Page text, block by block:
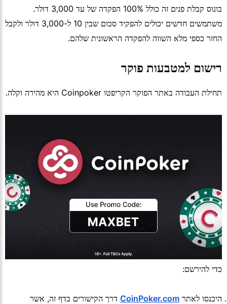
בונוס קבלת פנים זה כולל 100% הפקדה של עד 3,000 דולר.
משתמשים חדשים יכולים להפקיד סכום שבין 10 ל-3,000 דולר ולקבל
החזר כספי מלא השווה להפקדה הראשונית שלהם.
רישום למטבעות פוקר
תחילת העבודה באתר הפוקר הקריפטו Coinpoker היא מהירה וקלה.
כדי להירשם:
היכנסו לאתר CoinPoker.com דרך הקישורים בדף זה, אשר